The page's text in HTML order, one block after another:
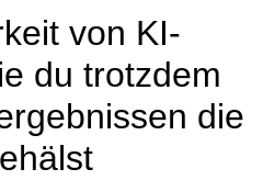
von KI-
du trotzdem
die